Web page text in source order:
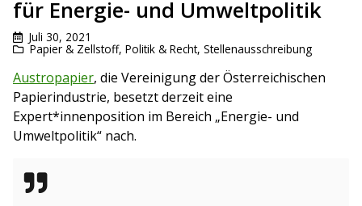
für Energie- und Umweltpolitik
Juli 30, 2021
Papier & Zellstoff, Politik & Recht, Stellenausschreibung
Austropapier, die Vereinigung der Österreichischen
Papierindustrie, besetzt derzeit eine
Expert*innenposition im Bereich „Energie- und
Umweltpolitik“ nach.